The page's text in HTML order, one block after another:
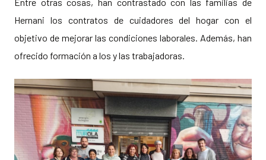
Hernani los contratos de cuidadores del hogar con el
objetivo de mejorar las condiciones laborales. Además, han
ofrecido formación a los y las trabajadoras.